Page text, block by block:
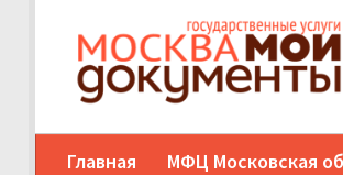
Главная МФЦ Московская